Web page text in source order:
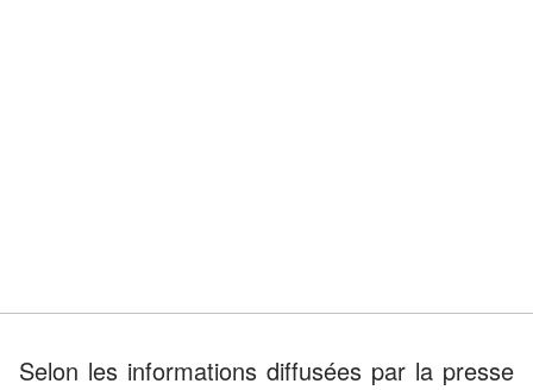
Selon les informations diffusées par la presse